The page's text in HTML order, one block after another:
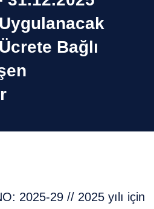
Bağlı
2025-29 // 2025 yılı için